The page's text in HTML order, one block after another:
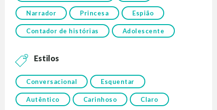
Narrador Princesa Espião
Contador de histórias Adolescente
Estilos
Conversacional Esquentar
Autêntico Carinhoso Claro